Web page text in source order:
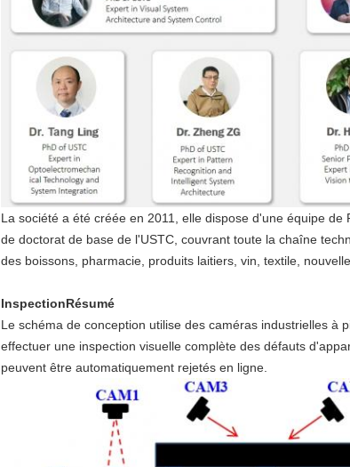
La société a été créée en 2011, elle dispose d'une équipe
de doctorat de base de l'USTC, couvrant toute la chaîne
des boissons, pharmacie, produits laitiers, vin, textile,
InspectionRésumé
Le schéma de conception utilise des caméras industrielles à
effectuer une inspection visuelle complète des défauts
peuvent être automatiquement rejetés en ligne.